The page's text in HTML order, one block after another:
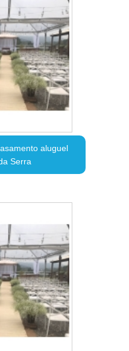
aluguel
Serra